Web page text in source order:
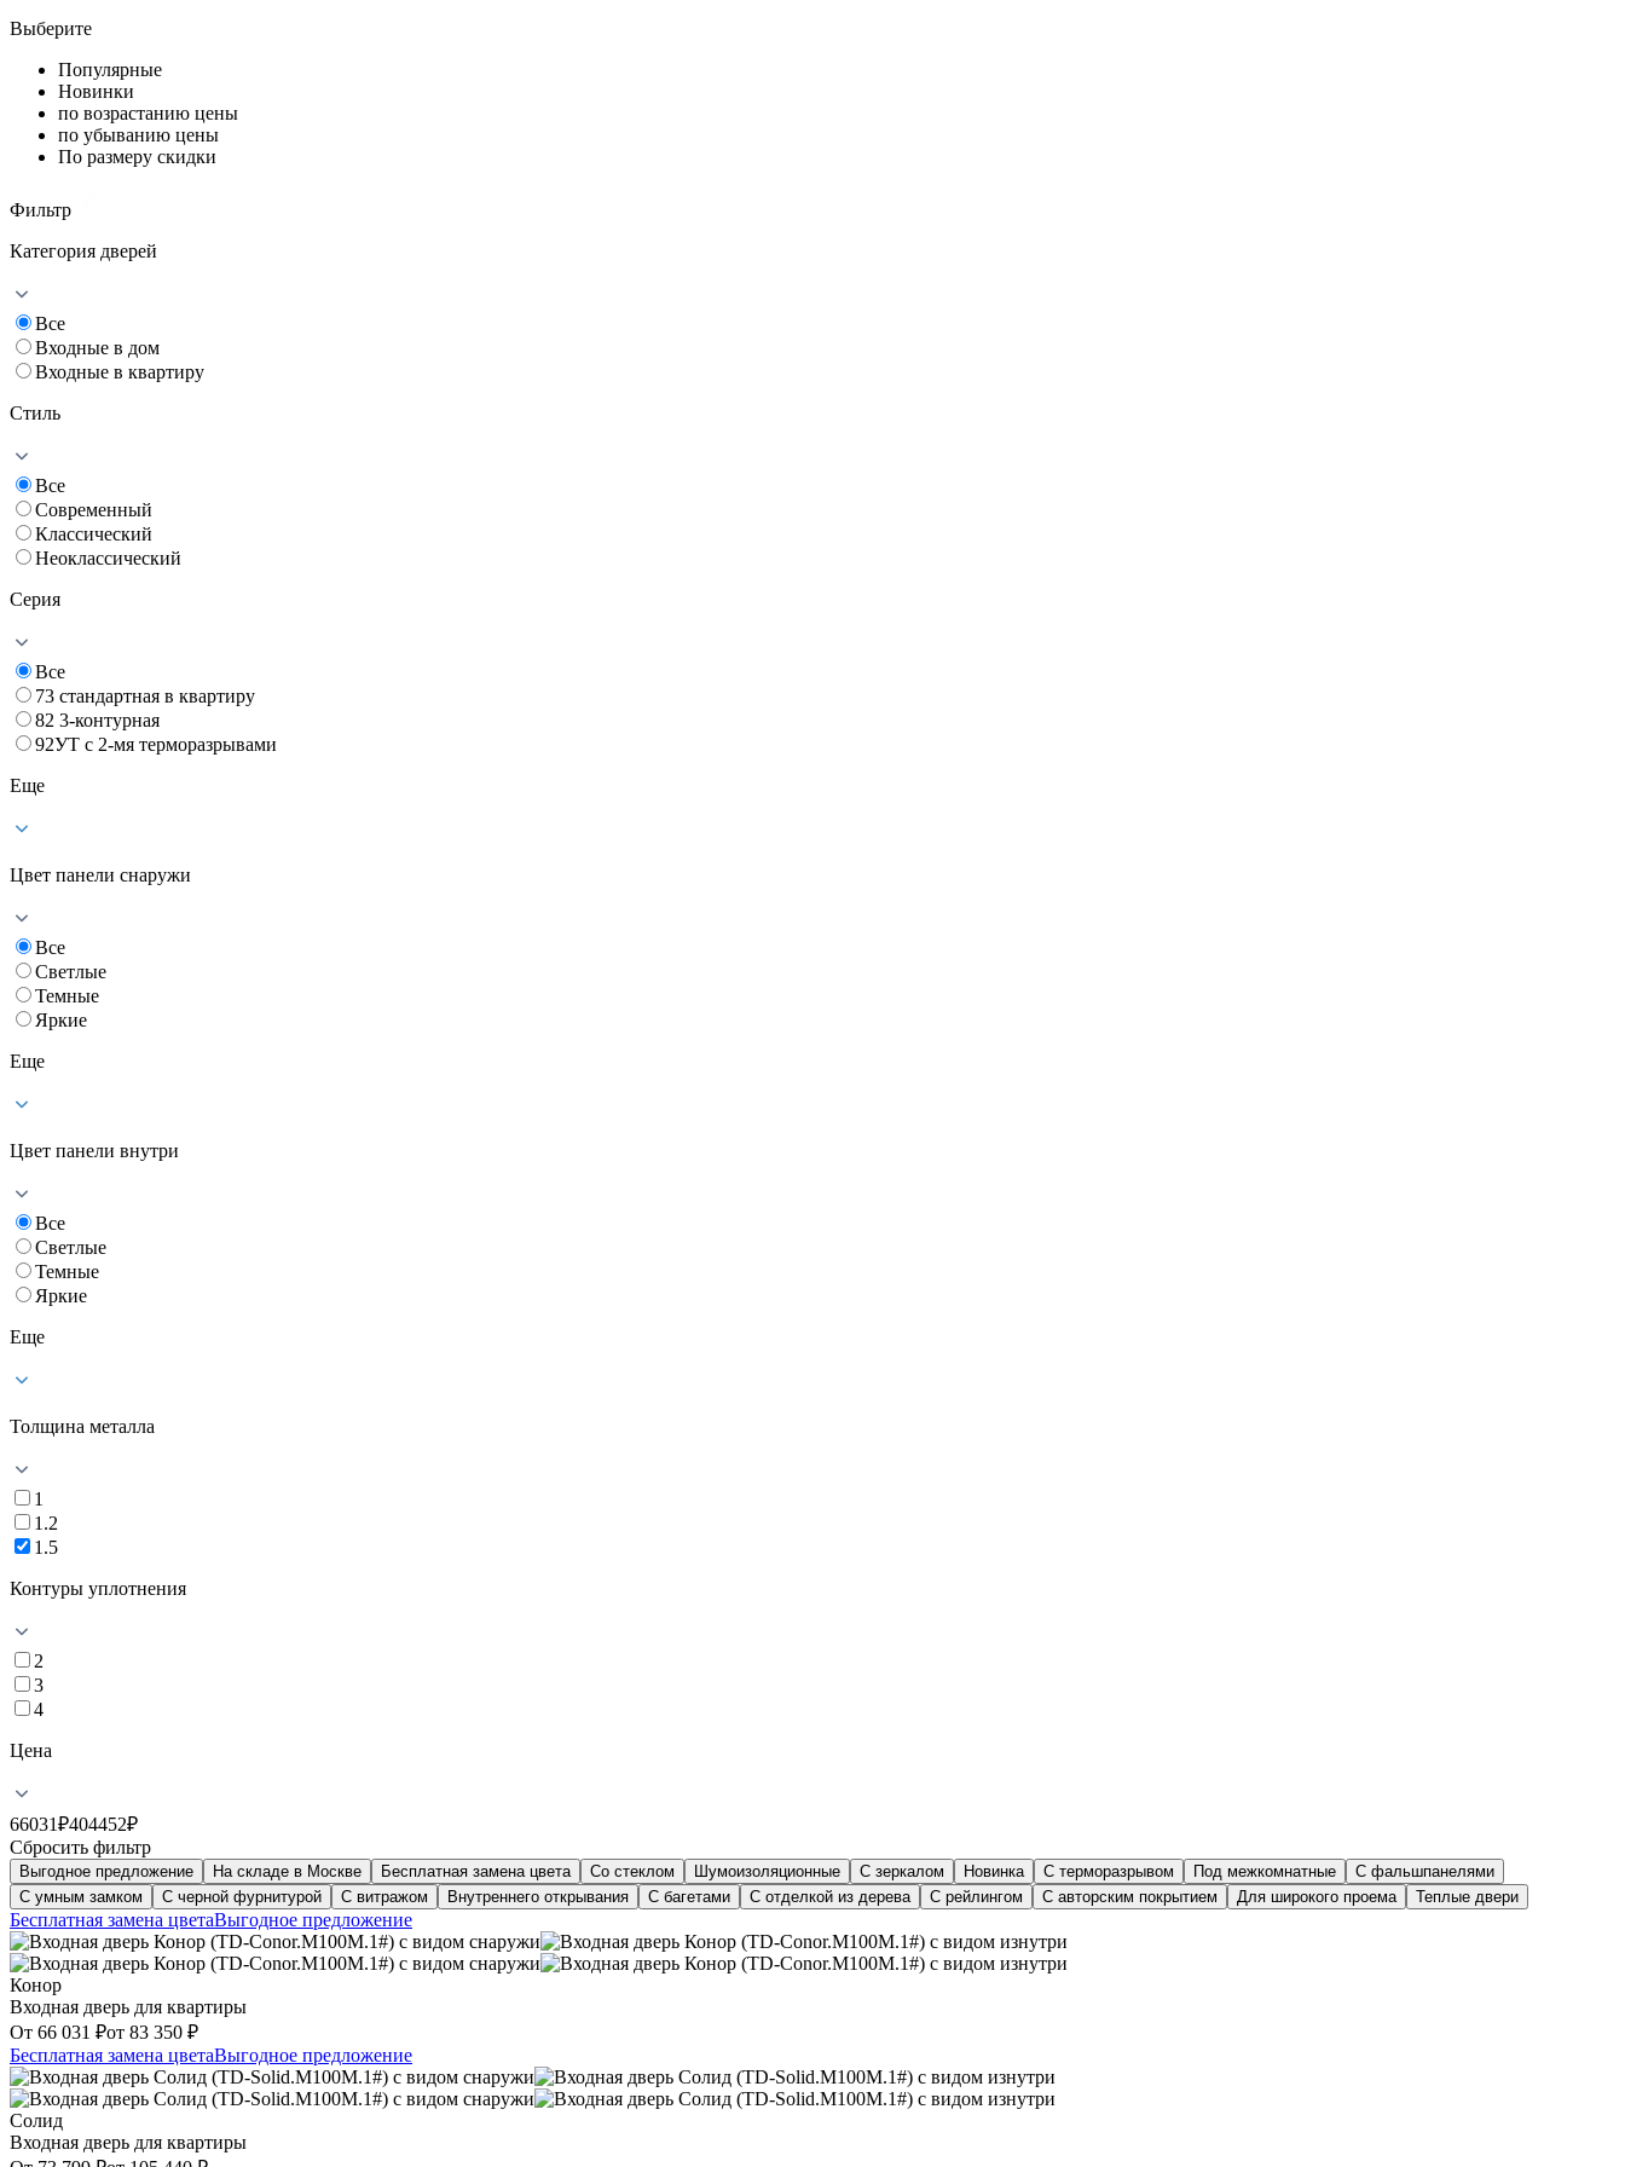
Выберите
Популярные
Новинки
по возрастанию цены
по убыванию цены
По размеру скидки
Фильтр
Категория дверей
Все
Входные в дом
Входные в квартиру
Стиль
Все
Современный
Классический
Неоклассический
Серия
Все
73 стандартная в квартиру
82 3-контурная
92УТ с 2-мя терморазрывами
Еще
Цвет панели снаружи
Все
Светлые
Темные
Яркие
Еще
Цвет панели внутри
Все
Светлые
Темные
Яркие
Еще
Толщина металла
1
1.2
1.5
Контуры уплотнения
2
3
4
Цена
66031₽404452₽
Сбросить фильтр
Выгодное предложение На складе в Москве Бесплатная замена цвета Со стеклом Шумоизоляционные С зеркалом Новинка С терморазрывом Под межкомнатные
С фальшпанелями
С умным замком
С черной фурнитурой С витражом Внутреннего открывания С багетами С отделкой из дерева С рейлингом С авторским покрытием Для широкого проема Теплые двери
Бесплатная замена цветаВыгодное предложение
Конор
Входная дверь для квартиры
От 66 031 ₽от 83 350 ₽
Бесплатная замена цветаВыгодное предложение
Солид
Входная дверь для квартиры